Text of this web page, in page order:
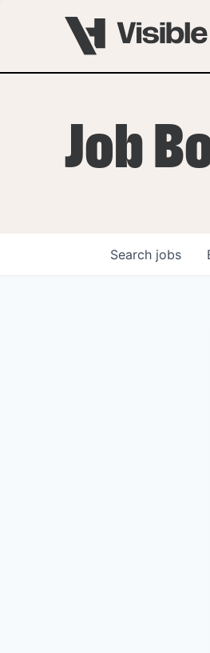
Job
Search jobs